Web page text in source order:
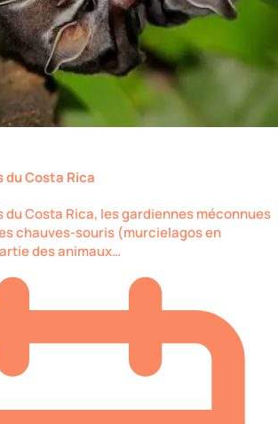
du Costa Rica
du Costa Rica, les gardiennes méconnues
chauves-souris (murcielagos en
des animaux…